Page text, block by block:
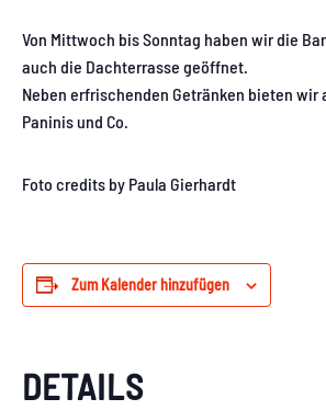
Von Mittwoch bis Sonntag haben wir die
auch die Dachterrasse geöffnet.
Neben erfrischenden Getränken bieten wir
Paninis und Co.
Foto credits by Paula Gierhardt
Zum Kalender hinzufügen
DETAILS